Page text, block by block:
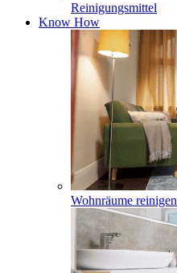
Reinigungsmittel
Know How
Wohnräume reinigen